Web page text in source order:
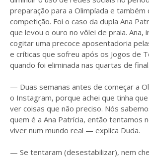
preparação para a Olimpíada e também
competição. Foi o caso da dupla Ana
que levou o ouro no vôlei de praia. Ana,
cogitar uma precoce aposentadoria
e críticas que sofreu após os Jogos de
quando foi eliminada nas quartas de final.
— Duas semanas antes de começar a
o Instagram, porque achei que tinha
ver coisas que não preciso. Nós
quem é a Ana Patrícia, então tentamos
viver num mundo real — explica Duda.
— Se tentaram (desestabilizar), nem